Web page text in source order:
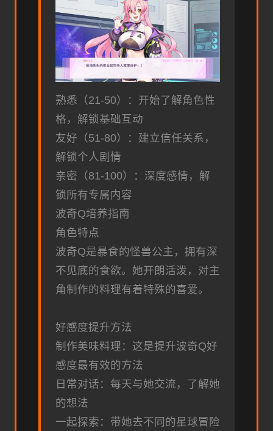
熟悉（21-50）：开始了解角色性
格，解锁基础互动
友好（51-80）：建立信任关系，
解锁个人剧情
亲密（81-100）：深度感情，解
锁所有专属内容
波奇Q培养指南
角色特点
波奇Q是暴食的怪兽公主，拥有深
不见底的食欲。她开朗活泼，对主
角制作的料理有着特殊的喜爱。
好感度提升方法
制作美味料理：这是提升波奇Q好
感度最有效的方法
日常对话：每天与她交流，了解她
的想法
一起探索：带她去不同的星球冒险